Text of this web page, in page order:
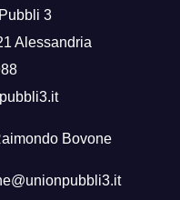
3
Alessandria
Bovone